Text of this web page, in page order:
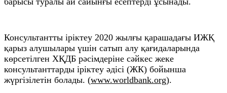
Консультантты іріктеу 2020 жылғы қарашадағы ИЖҚ
қарыз алушылары үшін сатып алу қағидаларында
көрсетілген ХҚДБ рәсімдеріне сәйкес жеке
консультанттарды іріктеу әдісі (ЖК) бойынша
жүргізілетін болады. (www.worldbank.org).